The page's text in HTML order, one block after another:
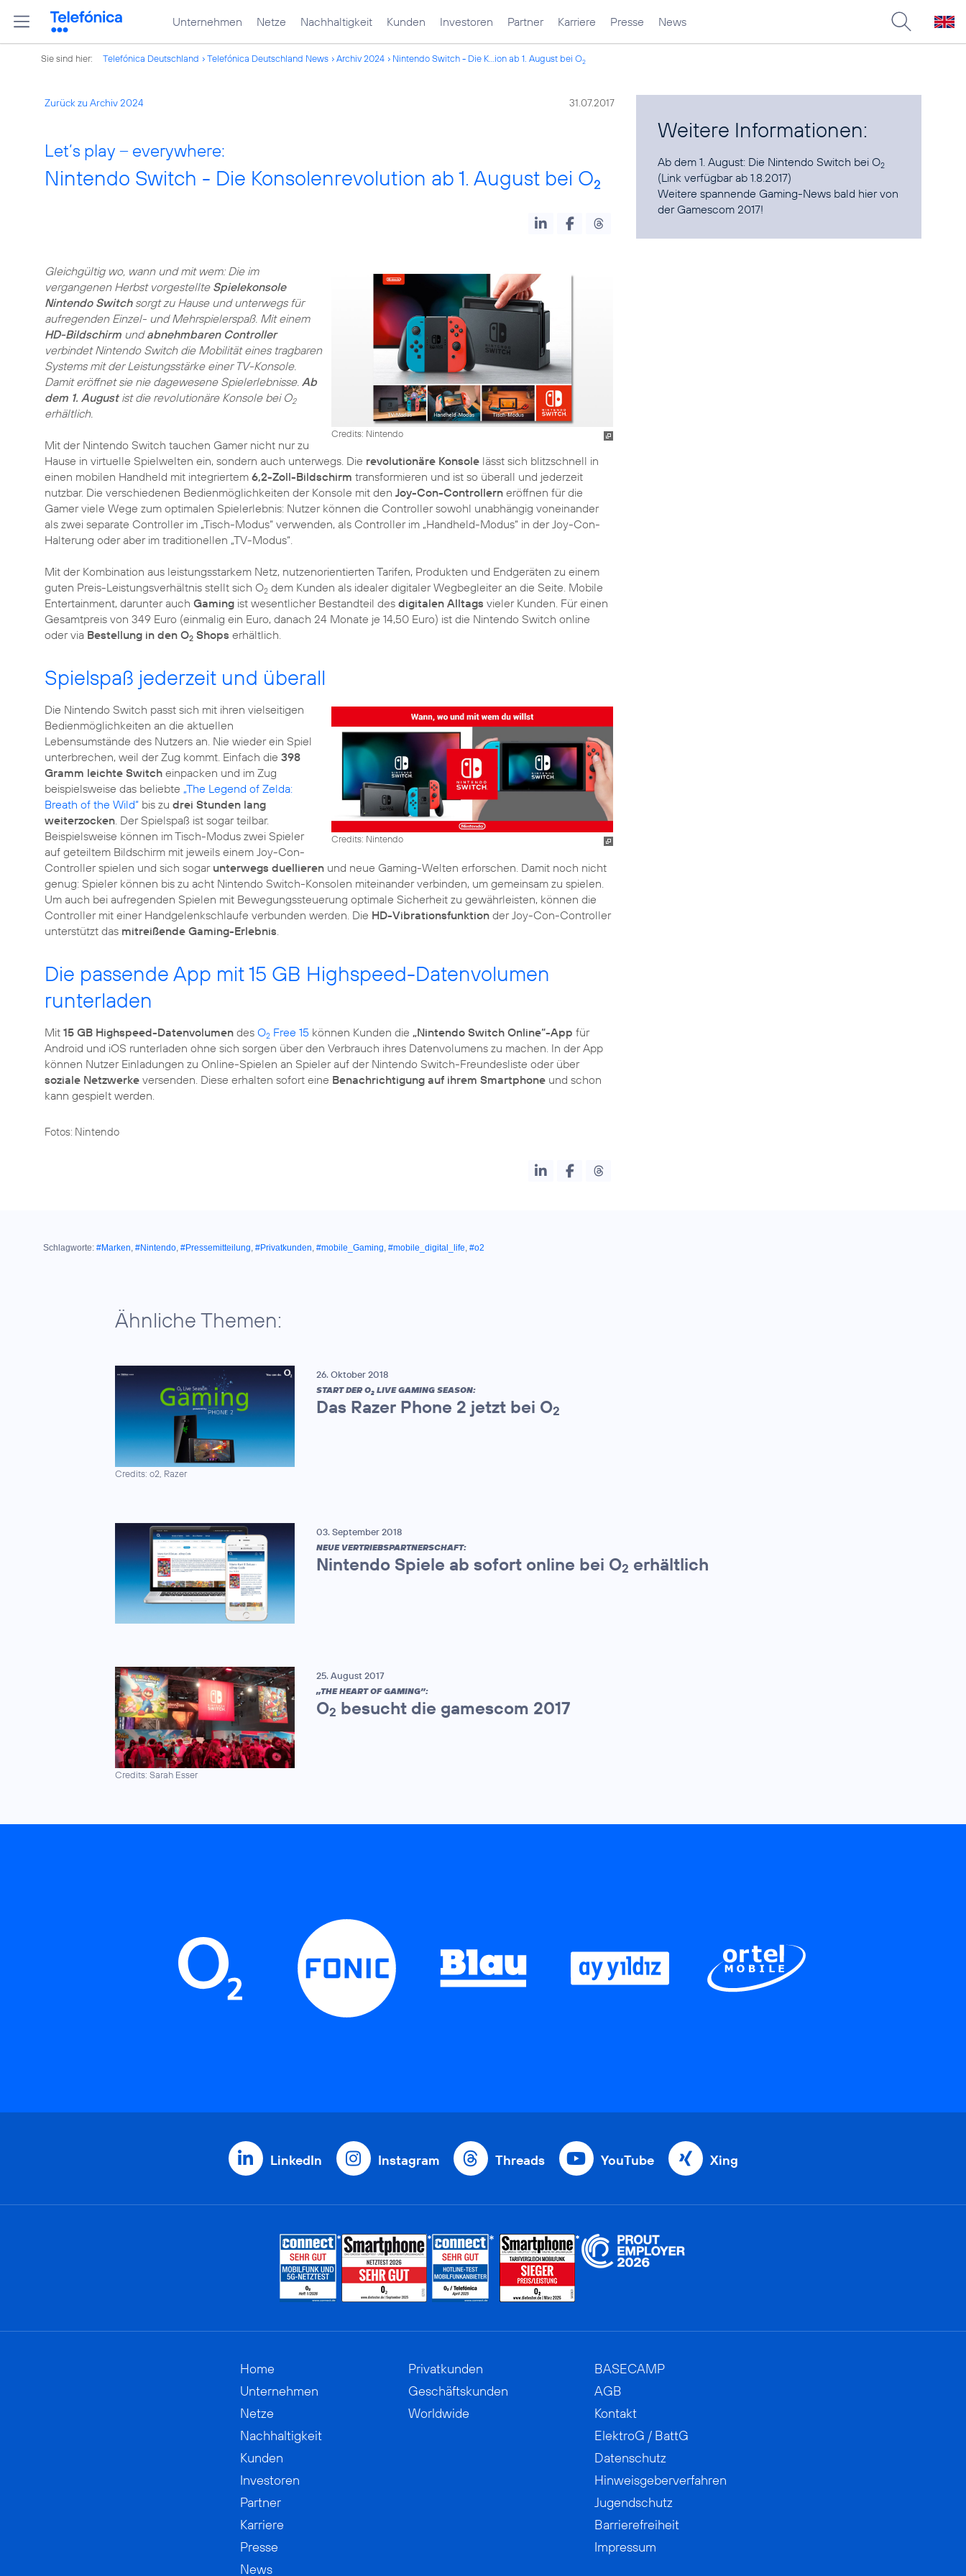
Unternehmen Netze Nachhaltigkeit Kunden Investoren Partner Karriere Presse News
Sie sind hier: Telefónica Deutschland Telefónica Deutschland News Archiv 2024 Nintendo Switch - Die K...ion ab 1. August bei O2
Zurück zu Archiv 2024 31.07.2017
Let’s play – everywhere:
Nintendo Switch - Die Konsolenrevolution ab 1. August bei O2
Credits: Nintendo
Gleichgültig wo, wann und mit wem: Die im
vergangenen Herbst vorgestellte Spielekonsole
Nintendo Switchsorgt zu Hause und unterwegs für
aufregenden Einzel- und Mehrspielerspaß. Mit einem
HD-Bildschirm undabnehmbaren Controller
verbindet Nintendo Switch die Mobilität eines tragbaren
Systems mit der Leistungsstärke einer TV-Konsole.
Damit eröffnet sie nie dagewesene Spielerlebnisse. Ab
dem 1. Augustist die revolutionäre Konsole bei O2
erhältlich.
Mit der Nintendo Switch tauchen Gamer nicht nur zu
Hause in virtuelle Spielwelten ein, sondern auch unterwegs. Die revolutionäre Konsole lässt sich blitzschnell in
einen mobilen Handheld mit integriertem 6,2-Zoll-Bildschirm transformieren und ist so überall und jederzeit
nutzbar. Die verschiedenen Bedienmöglichkeiten der Konsole mit den Joy-Con-Controllern eröffnen für die
Gamer viele Wege zum optimalen Spielerlebnis: Nutzer können die Controller sowohl unabhängig voneinander
als zwei separate Controller im „Tisch-Modus“ verwenden, als Controller im „Handheld-Modus“ in der Joy-Con-
Halterung oder aber im traditionellen „TV-Modus“.
Mit der Kombination aus leistungsstarkem Netz, nutzenorientierten Tarifen, Produkten und Endgeräten zu einem
guten Preis-Leistungsverhältnis stellt sich O2 dem Kunden als idealer digitaler Wegbegleiter an die Seite. Mobile
Entertainment, darunter auch Gaming ist wesentlicher Bestandteil des digitalen Alltags vieler Kunden. Für einen
Gesamtpreis von 349 Euro (einmalig ein Euro, danach 24 Monate je 14,50 Euro) ist die Nintendo Switch online
oder via Bestellung in den O2 Shops erhältlich.
Spielspaß jederzeit und überall
Credits: Nintendo
Die Nintendo Switch passt sich mit ihren vielseitigen
Bedienmöglichkeiten an die aktuellen
Lebensumstände des Nutzers an. Nie wieder ein Spiel
unterbrechen, weil der Zug kommt. Einfach die 398
Gramm leichte Switch einpacken und im Zug
beispielsweise das beliebte „The Legend of Zelda:
Breath of the Wild“ bis zu drei Stunden lang
weiterzocken. Der Spielspaß ist sogar teilbar.
Beispielsweise können im Tisch-Modus zwei Spieler
auf geteiltem Bildschirm mit jeweils einem Joy-Con-
Controller spielen und sich sogar unterwegs duellieren und neue Gaming-Welten erforschen. Damit noch nicht
genug: Spieler können bis zu acht Nintendo Switch-Konsolen miteinander verbinden, um gemeinsam zu spielen.
Um auch bei aufregenden Spielen mit Bewegungssteuerung optimale Sicherheit zu gewährleisten, können die
Controller mit einer Handgelenkschlaufe verbunden werden. Die HD-Vibrationsfunktion der Joy-Con-Controller
unterstützt das mitreißende Gaming-Erlebnis.
Die passende App mit 15 GB Highspeed-Datenvolumen
runterladen
Mit 15 GB Highspeed-Datenvolumen des O2 Free 15 können Kunden die „Nintendo Switch Online“-App für
Android und iOS runterladen ohne sich sorgen über den Verbrauch ihres Datenvolumens zu machen. In der App
können Nutzer Einladungen zu Online-Spielen an Spieler auf der Nintendo Switch-Freundesliste oder über
soziale Netzwerke versenden. Diese erhalten sofort eine Benachrichtigung auf ihrem Smartphone und schon
kann gespielt werden.
Fotos: Nintendo
Weitere Informationen:
Ab dem 1. August: Die Nintendo Switch bei O2
(Link verfügbar ab 1.8.2017)
Weitere spannende Gaming-News bald hier von
derGamescom 2017!
Schlagworte: #Marken, #Nintendo, #Pressemitteilung, #Privatkunden, #mobile_Gaming, #mobile_digital_life, #o2
Ähnliche Themen:
Credits: o2, Razer
26. Oktober 2018
START DER O2 LIVE GAMING SEASON:
Das Razer Phone 2 jetzt bei O2
03. September 2018
NEUE VERTRIEBSPARTNERSCHAFT:
Nintendo Spiele ab sofort online bei O2 erhältlich
Credits: Sarah Esser
25. August 2017
„THE HEART OF GAMING”:
O2 besucht die gamescom 2017
LinkedIn Instagram Threads YouTube Xing
Home
Unternehmen
Netze
Nachhaltigkeit
Kunden
Investoren
Partner
Karriere
Presse
News
Privatkunden
Geschäftskunden
Worldwide
BASECAMP
AGB
Kontakt
ElektroG / BattG
Datenschutz
Hinweisgeberverfahren
Jugendschutz
Barrierefreiheit
Impressum